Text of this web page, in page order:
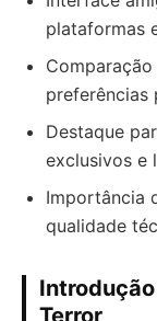
plataformas
preferências
Destaque
exclusivos e
Importância
qualidade
Terror